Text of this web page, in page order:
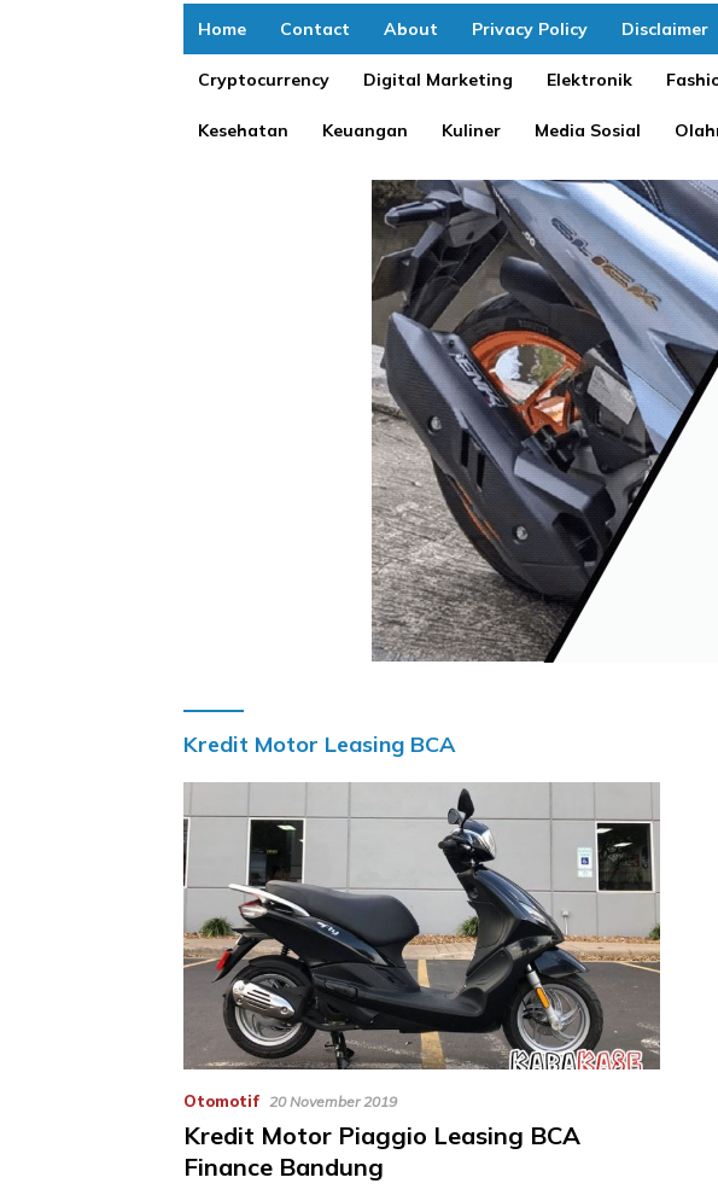
Home Contact About Privacy Policy Disclaimer
Cryptocurrency Digital Marketing Elektronik
Kesehatan Keuangan Kuliner Media Sosial
Kredit Motor Leasing BCA
Otomotif 20 November 2019
Kredit Motor Piaggio Leasing BCA
Finance Bandung